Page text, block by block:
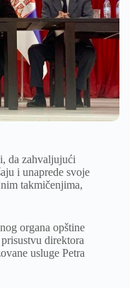
da zahvaljujući
i unaprede svoje
takmičenjima,
organa opštine
direktora
usluge Petra